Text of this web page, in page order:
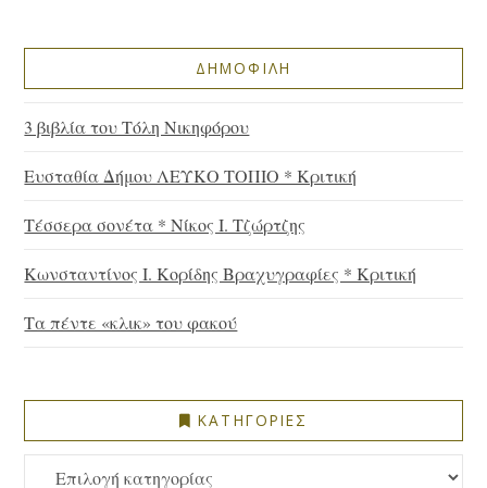
ΔΗΜΟΦΙΛΗ
3 βιβλία του Τόλη Νικηφόρου
Ευσταθία Δήμου ΛΕΥΚΟ ΤΟΠΙΟ * Κριτική
Τέσσερα σονέτα * Νίκος Ι. Τζώρτζης
Κωνσταντίνος Ι. Κορίδης Βραχυγραφίες * Κριτική
Τα πέντε «κλικ» του φακού
ΚΑΤΗΓΟΡΙΕΣ
ΚΑΤΗΓΟΡΙΕΣ